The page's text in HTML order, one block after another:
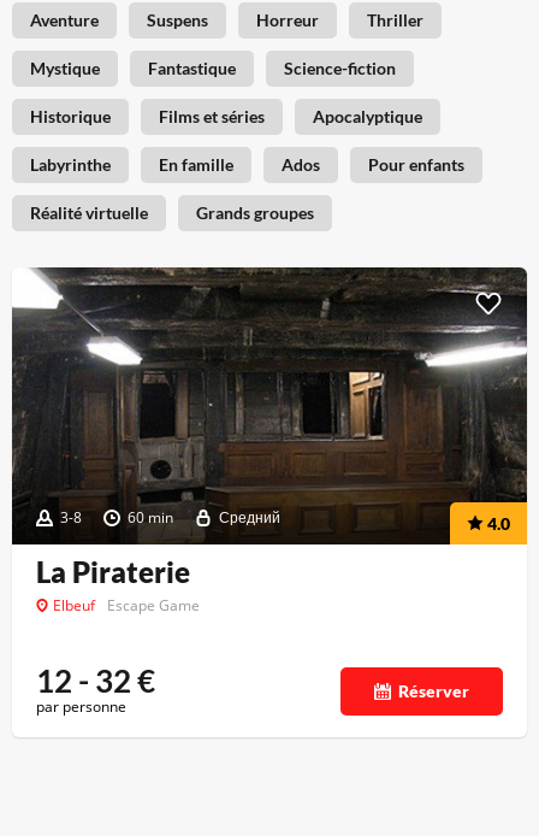
Aventure Suspens Horreur Thriller
Mystique Fantastique Science-fiction
Historique Films et séries Apocalyptique
Labyrinthe En famille Ados Pour enfants
Réalité virtuelle Grands groupes
3-8 60 min Средний 4.0
La Piraterie
Elbeuf Escape Game
12 - 32€
par personne
Réserver